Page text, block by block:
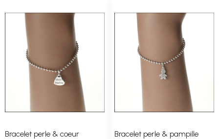
Bracelet perle & coeur Bracelet perle & pampille